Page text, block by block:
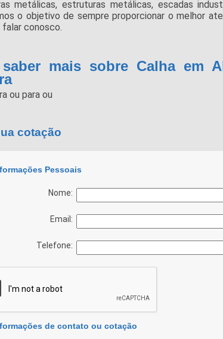
metálicas, estruturas metálicas, escadas
o objetivo de sempre proporcionar o melhor
conosco.
saber mais sobre Calha em
ou para ou
cotação
Pessoais
Nome:
Email:
Telefone:
de contato ou cotação